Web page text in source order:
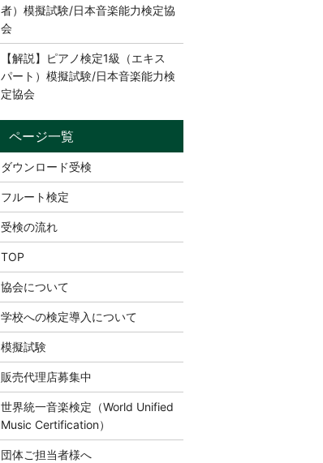
者）模擬試験/日本音楽能力検定協
会
【解説】ピアノ検定1級（エキス
パート）模擬試験/日本音楽能力検
定協会
ダウンロード受検
フルート検定
受検の流れ
TOP
協会について
学校への検定導入について
模擬試験
販売代理店募集中
世界統一音楽検定（World Unified
Music Certification）
団体ご担当者様へ